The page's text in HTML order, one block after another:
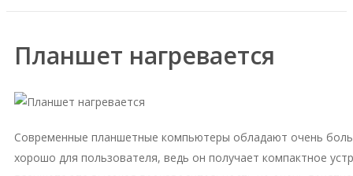
Планшет нагревается
Современные планшетные компьютеры обладают очень
хорошо для пользователя, ведь он получает компактное